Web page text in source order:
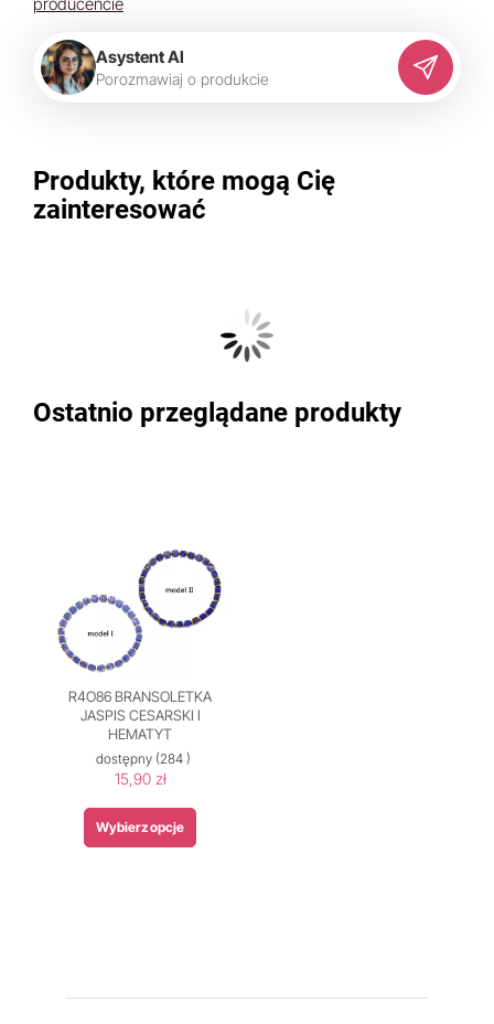
Asystent AI
Porozmawiaj o produkcie
Produkty, które mogą Cię
zainteresować
Ostatnio przeglądane produkty
R4O86 BRANSOLETKA
JASPIS CESARSKI I
HEMATYT
dostępny(284 )
15,90 zł
Wybierz opcje